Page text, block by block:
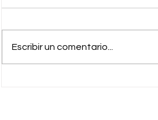
Escribir un comentario...